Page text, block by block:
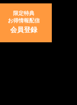
限定特典
お得情報配信
会員登録